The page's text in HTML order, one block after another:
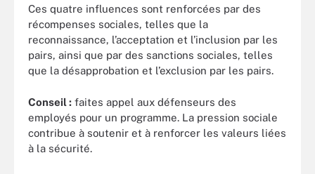
Ces quatre influences sont renforcées par des
récompenses sociales, telles que la
reconnaissance, l’acceptation et l’inclusion par les
pairs, ainsi que par des sanctions sociales, telles
que la désapprobation et l’exclusion par les pairs.
Conseil : faites appel aux défenseurs des
employés pour un programme. La pression sociale
contribue à soutenir et à renforcer les valeurs liées
à la sécurité.